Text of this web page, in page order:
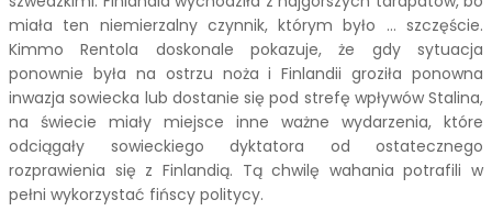
miała ten niemierzalny czynnik, którym było … szczęście.
Kimmo Rentola doskonale pokazuje, że gdy sytuacja
ponownie była na ostrzu noża i Finlandii groziła ponowna
inwazja sowiecka lub dostanie się pod strefę wpływów Stalina,
na świecie miały miejsce inne ważne wydarzenia, które
odciągały sowieckiego dyktatora od ostatecznego
rozprawienia się z Finlandią. Tą chwilę wahania potrafili w
pełni wykorzystać fińscy politycy.